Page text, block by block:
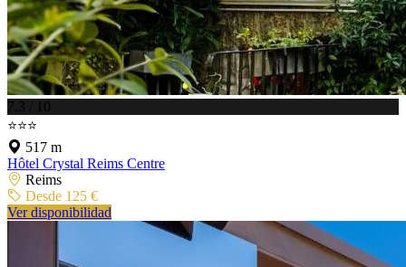
7.3 / 10
⭐⭐⭐
517 m
Hôtel Crystal Reims Centre
Reims
Desde 125 €
Ver disponibilidad